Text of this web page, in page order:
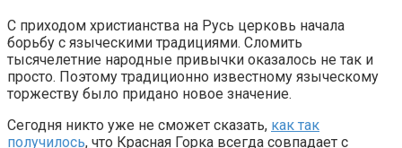
С приходом христианства на Русь церковь начала
борьбу с языческими традициями. Сломить
тысячелетние народные привычки оказалось не так и
просто. Поэтому традиционно известному языческому
торжеству было придано новое значение.
Сегодня никто уже не сможет сказать, как так
получилось, что Красная Горка всегда совпадает с